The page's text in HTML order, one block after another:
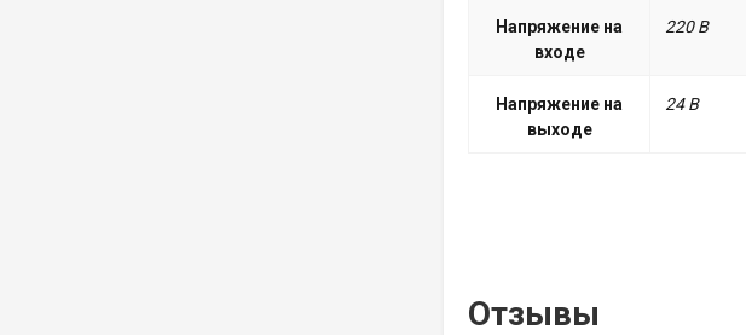
Напряжение на
входе
220 В
Напряжение на
выходе
24 В
Отзывы